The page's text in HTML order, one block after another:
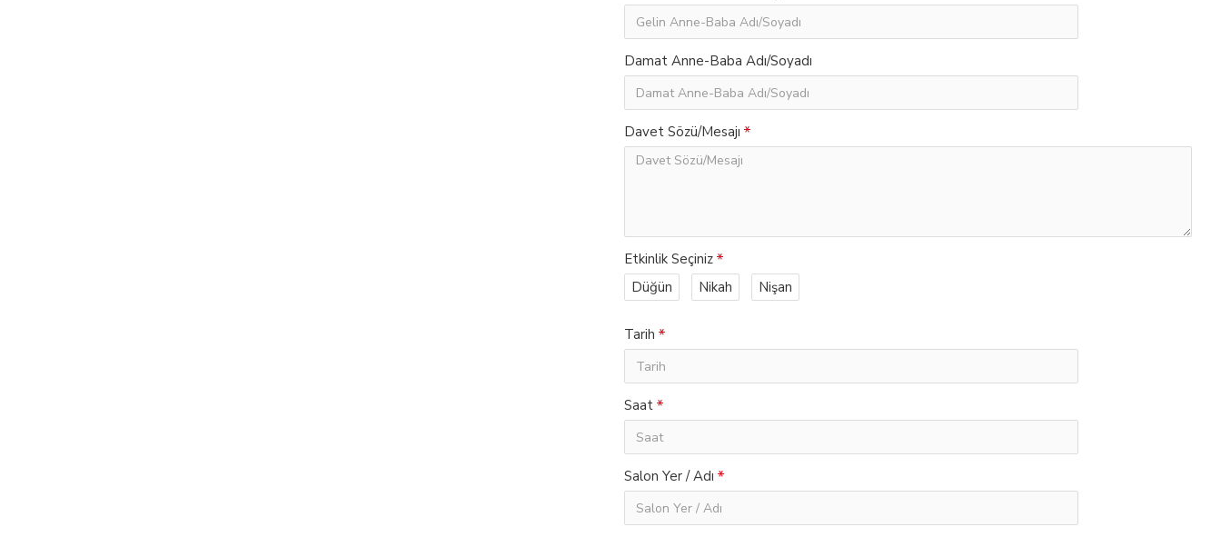
Damat Anne-Baba Adı/Soyadı
Davet Sözü/Mesajı
Etkinlik Seçiniz
Düğün
Nikah Nişan
Tarih
Saat
Salon Yer / Adı